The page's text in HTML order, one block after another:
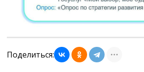
Поделиться: